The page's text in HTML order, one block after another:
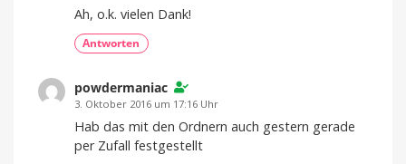
Ah, o.k. vielen Dank!
Antworten
powdermaniac
3. Oktober 2016 um 17:16 Uhr
Hab das mit den Ordnern auch gestern gerade
per Zufall festgestellt